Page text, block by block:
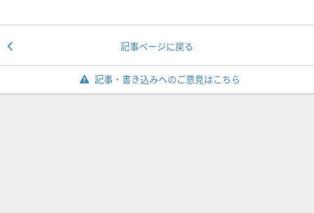
記事ページに戻る
記事・書き込みへのご意見はこちら